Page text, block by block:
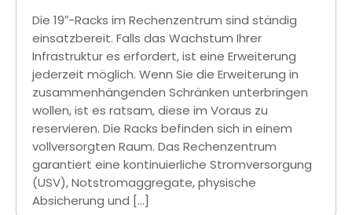
Die 19″-Racks im Rechenzentrum sind ständig
einsatzbereit. Falls das Wachstum Ihrer
Infrastruktur es erfordert, ist eine Erweiterung
jederzeit möglich. Wenn Sie die Erweiterung in
zusammenhängenden Schränken unterbringen
wollen, ist es ratsam, diese im Voraus zu
reservieren. Die Racks befinden sich in einem
vollversorgten Raum. Das Rechenzentrum
garantiert eine kontinuierliche Stromversorgung
(USV), Notstromaggregate, physische
Absicherung und […]